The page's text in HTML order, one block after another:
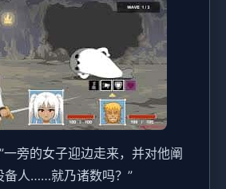
旁的女子迎边走来，并对他阐
备人……就乃诸数吗？”